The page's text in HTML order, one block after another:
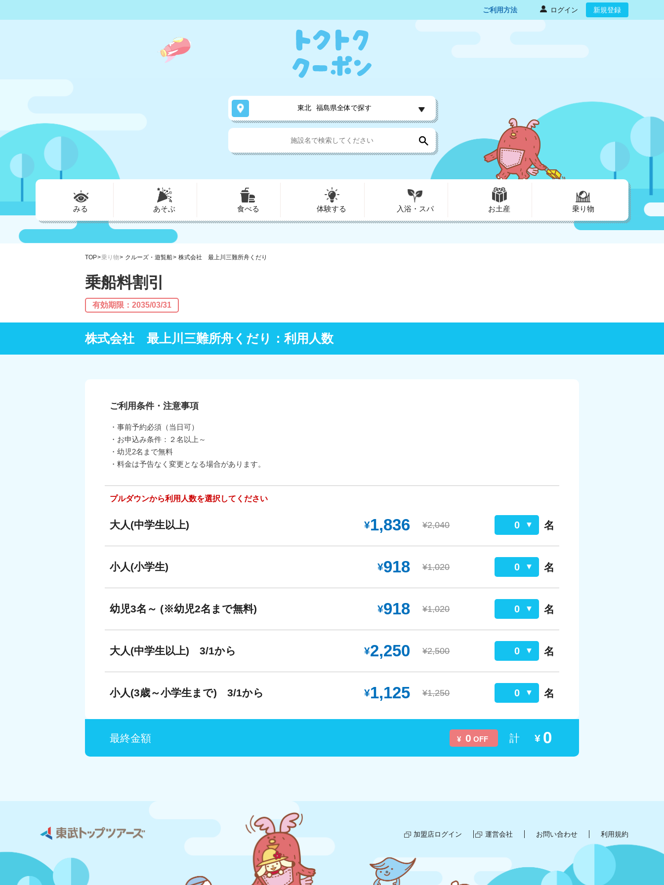
ご利用方法 ログイン 新規登録
東北 福島県全体で探す
みる あそぶ 食べる 体験する 入浴・スパ お土産 乗り物
TOP 乗り物 クルーズ・遊覧船 株式会社 最上川三難所舟くだり
乗船料割引
有効期限：2035/03/31
株式会社 最上川三難所舟くだり：利用人数
ご利用条件・注意事項
・事前予約必須（当日可）
・お申込み条件：２名以上～
・幼児2名まで無料
・料金は予告なく変更となる場合があります。
プルダウンから利用人数を選択してください
大人(中学生以上) ¥1,836 ¥2,040 0 名
小人(小学生) ¥918 ¥1,020 0 名
幼児3名～ (※幼児2名まで無料) ¥918 ¥1,020 0 名
大人(中学生以上) 3/1から ¥2,250 ¥2,500 0 名
小人(3歳～小学生まで) 3/1から ¥1,125 ¥1,250 0 名
最終金額 ¥ 0 OFF 計 ¥ 0
加盟店ログイン 運営会社 お問い合わせ 利用規約